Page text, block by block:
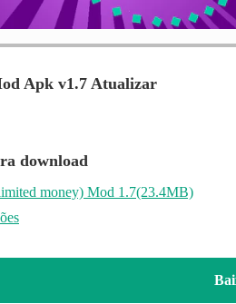
watch ads to earn more money.
control.
to Google Play Leaderboards.
play the better you become.
Apk v1.7 Atualizar
download
money) Mod 1.7(23.4MB)